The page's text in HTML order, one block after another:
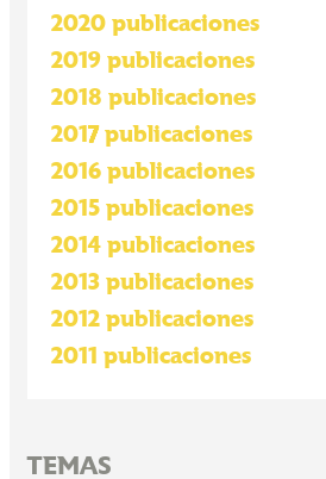
2020 publicaciones
2019 publicaciones
2018 publicaciones
2017 publicaciones
2016 publicaciones
2015 publicaciones
2014 publicaciones
2013 publicaciones
2012 publicaciones
2011 publicaciones
TEMAS